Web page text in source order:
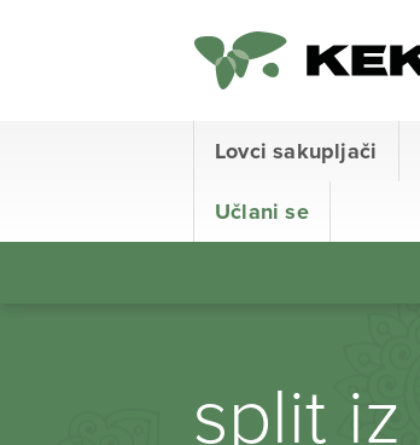
Lovci sakupljači
Učlani se
split iz